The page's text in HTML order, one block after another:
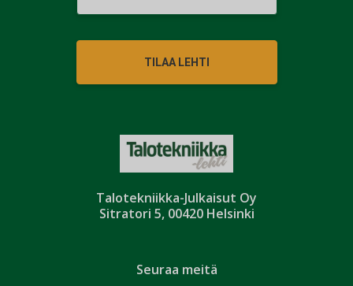
Talotekniikka-Julkaisut Oy
Sitratori 5, 00420 Helsinki
TILAA LEHTI
Seuraa meitä